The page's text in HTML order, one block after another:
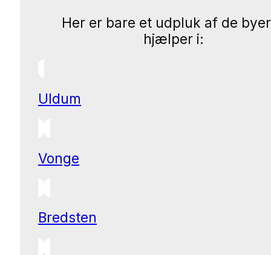
Her er bare et udpluk af de
hjælper i:
Uldum
Vonge
Bredsten